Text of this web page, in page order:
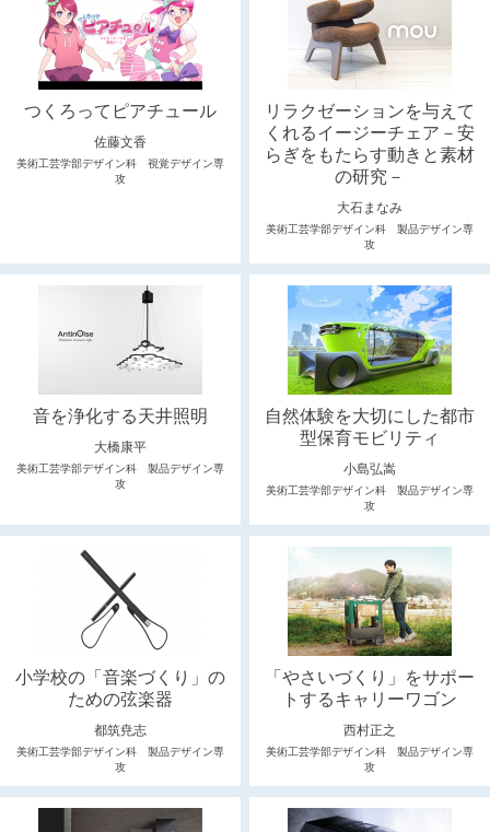
つくろってピアチュール
佐藤文香
美術工芸学部デザイン科 視覚デザイン専
攻
リラクゼーションを与えて
くれるイージーチェア－安
らぎをもたらす動きと素材
の研究－
大石まなみ
美術工芸学部デザイン科 製品デザイン専
攻
音を浄化する天井照明
大橋康平
美術工芸学部デザイン科 製品デザイン専
攻
自然体験を大切にした都市
型保育モビリティ
小島弘嵩
美術工芸学部デザイン科 製品デザイン専
攻
小学校の「音楽づくり」の
ための弦楽器
都筑尭志
美術工芸学部デザイン科 製品デザイン専
攻
「やさいづくり」をサポー
トするキャリーワゴン
西村正之
美術工芸学部デザイン科 製品デザイン専
攻